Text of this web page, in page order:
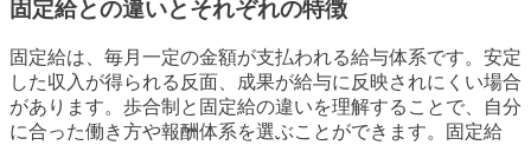
固定給との違いとそれぞれの特徴
固定給は、毎月一定の金額が支払われる給与体系です。安定
した収入が得られる反面、成果が給与に反映されにくい場合
があります。歩合制と固定給の違いを理解することで、自分
に合った働き方や報酬体系を選ぶことができます。固定給